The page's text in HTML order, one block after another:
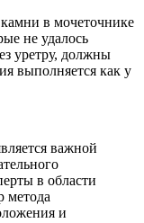
в мочеточнике
не удалось
уретру, должны
выполняется как у
важной
в области
метода
и